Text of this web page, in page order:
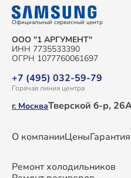
Официальный сервисный центр
ООО "1 АРГУМЕНТ"
ИНН 7735533390
ОГРН 1077760061697
+7 (495) 032-59-79
Горячая линия центра
г. МоскваТверской б-р,
О компанииЦеныГарантия
Ремонт холодильников